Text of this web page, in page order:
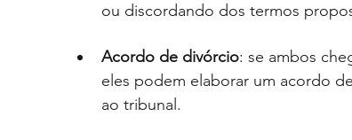
ou discordando dos termos
Acordo de divórcio: se ambos
eles podem elaborar um acordo
ao tribunal.